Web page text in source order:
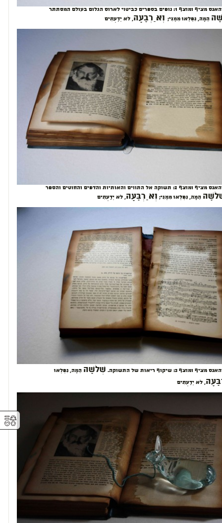
מורן שוב | יוהאנס מציף ומוצף 1: נופים בספרים כביטוי לארוס הגלום בעולם המסתתר
הֵמָּה, נִפְלְאוּ מִמֶּנִּי; וְאַרְבָּעָה, לֹא יְדַעְתִּים
מורן שוב | יוהאנס מציף ומוצף 2: תשוקה אל התווים והאותיות והדפים והחוטים והספר
הֵמָּה, נִפְלְאוּ מִמֶּנִּי; וְאַרְבָּעָה, לֹא יְדַעְתִּים
3: שיקוף ריאות של התשוקה. שְׁלֹשָׁה הֵמָּה, נִפְלְאוּ
, לֹא יְדַעְתִּים
⚥︎